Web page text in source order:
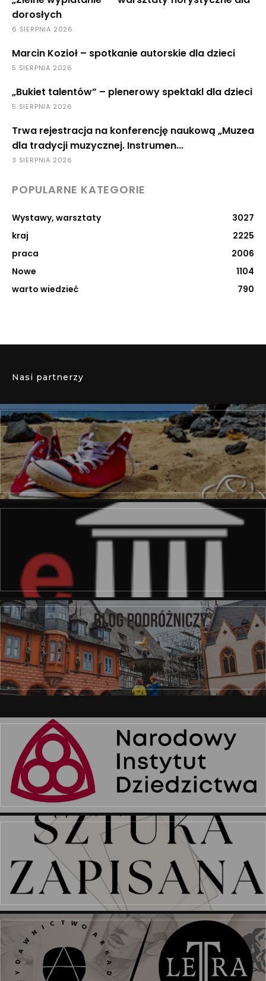
dorosłych
6 SIERPNIA 2026
Marcin Kozioł – spotkanie autorskie dla dzieci
5 SIERPNIA 2026
„Bukiet talentów” – plenerowy spektakl dla dzieci
5 SIERPNIA 2026
Trwa rejestracja na konferencję naukową „Muzea
dla tradycji muzycznej. Instrumen...
3 SIERPNIA 2026
POPULARNE KATEGORIE
Wystawy, warsztaty
3027
kraj
2225
praca
2006
Nowe
1104
warto wiedzieć
790
Nasi partnerzy